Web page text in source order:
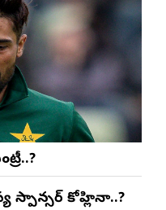
స్పాన్సర్ కోహ్లినా..?